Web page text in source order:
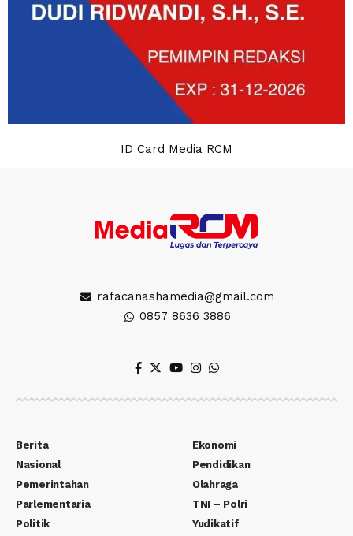
ID Card Media RCM
rafacanashamedia@gmail.com
0857 8636 3886
Berita
Nasional
Pemerintahan
Parlementaria
Politik
Ekonomi
Pendidikan
Olahraga
TNI – Polri
Yudikatif